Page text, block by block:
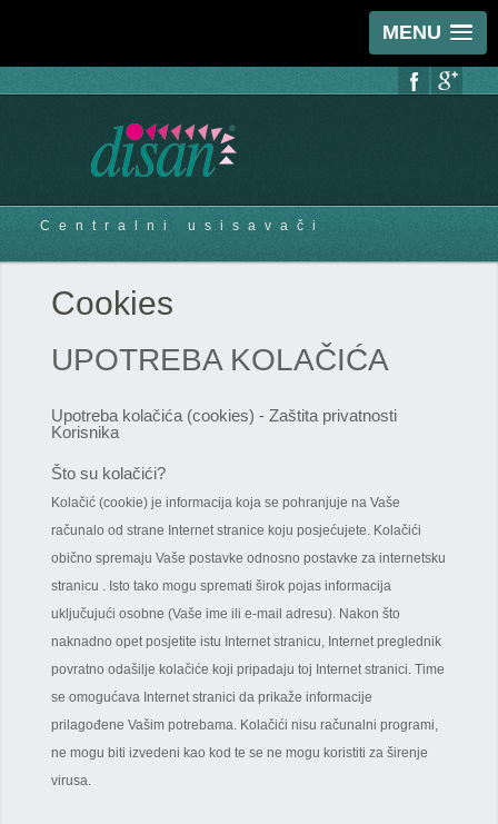
MENU
Centralni usisavači
Cookies
UPOTREBA KOLAČIĆA
Upotreba kolačića (cookies) - Zaštita privatnosti
Korisnika
Što su kolačići?
Kolačić (cookie) je informacija koja se pohranjuje na Vaše
računalo od strane Internet stranice koju posjećujete. Kolačići
obično spremaju Vaše postavke odnosno postavke za internetsku
stranicu . Isto tako mogu spremati širok pojas informacija
uključujući osobne (Vaše ime ili e-mail adresu). Nakon što
naknadno opet posjetite istu Internet stranicu, Internet preglednik
povratno odašilje kolačiće koji pripadaju toj Internet stranici. Time
se omogućava Internet stranici da prikaže informacije
prilagođene Vašim potrebama. Kolačići nisu računalni programi,
ne mogu biti izvedeni kao kod te se ne mogu koristiti za širenje
virusa.